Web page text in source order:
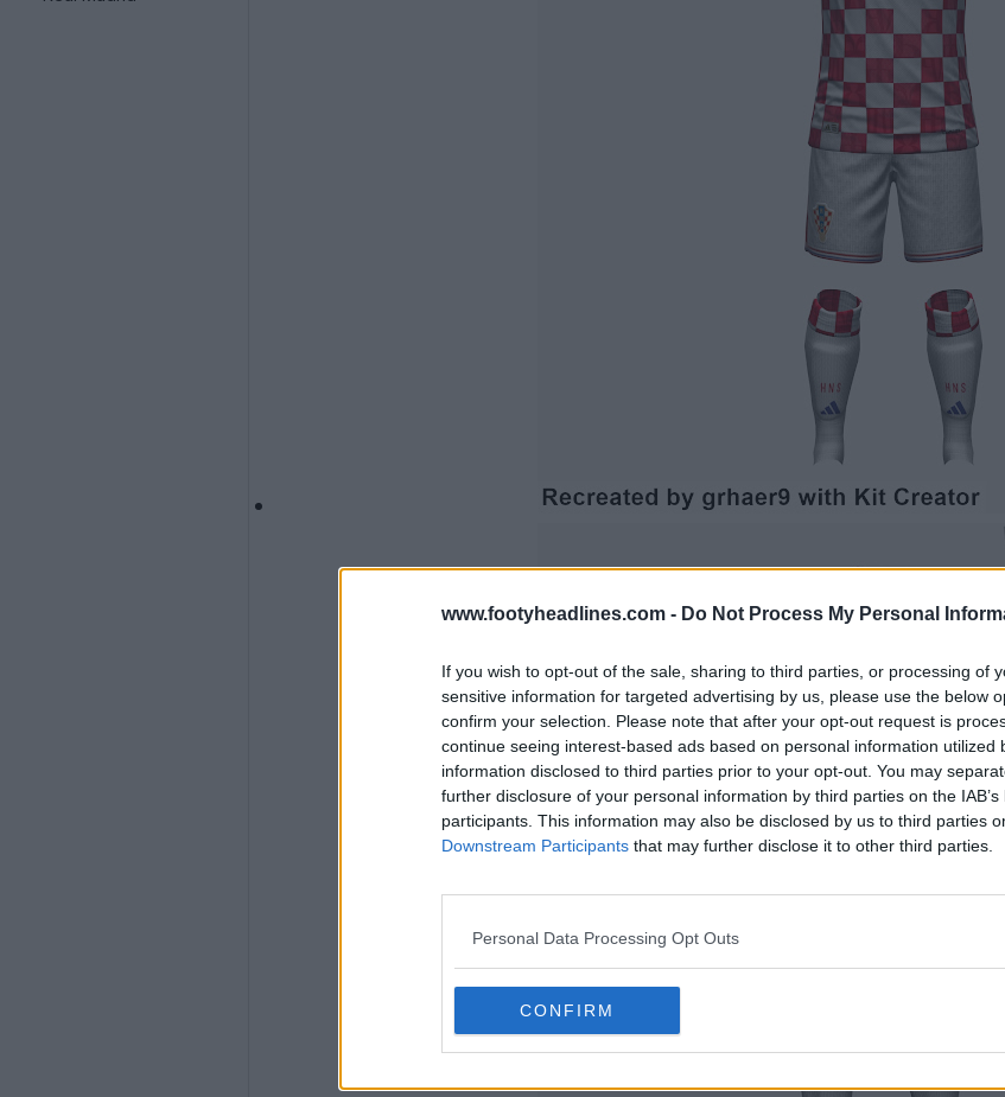
www.footyheadlines.com - Do Not Process My Personal
If you wish to opt-out of the sale, sharing to third parties, or processing of
sensitive information for targeted advertising by us, please use the below
confirm your selection. Please note that after your opt-out request is
continue seeing interest-based ads based on personal information utilized
information disclosed to third parties prior to your opt-out. You may
further disclosure of your personal information by third parties on the
participants. This information may also be disclosed by us to third parties
Downstream Participants that may further disclose it to other third parties.
Personal Data Processing Opt Outs
CONFIRM